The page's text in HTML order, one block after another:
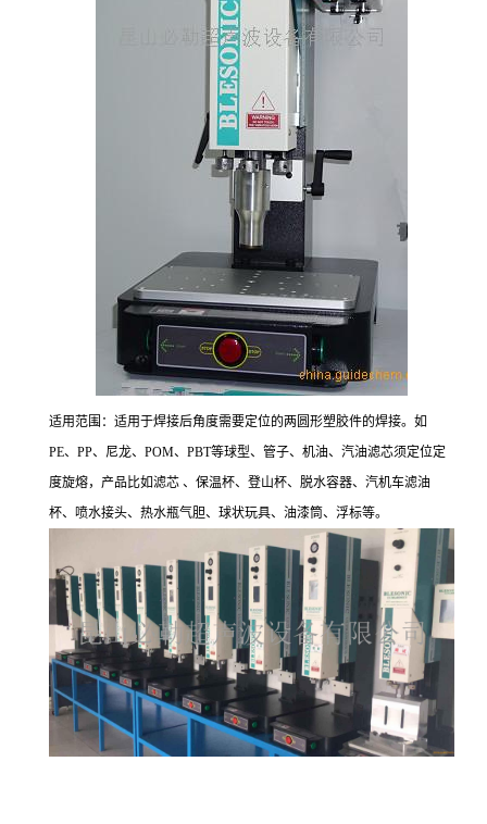
适用范围：适用于焊接后角度需要定位的两圆形塑胶件的焊接。如
PE、PP、尼龙、POM、PBT等球型、管子、机油、汽油滤芯须定位定
度旋熔，产品比如滤芯 、保温杯、登山杯、脱水容器、汽机车滤油
杯、喷水接头、热水瓶气胆、球状玩具、油漆筒、浮标等。